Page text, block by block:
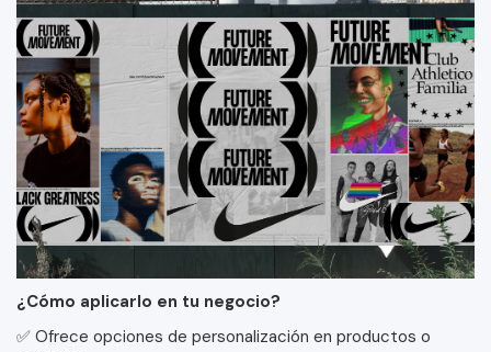
¿Cómo aplicarlo en tu negocio?
✅ Ofrece opciones de personalización en productos o